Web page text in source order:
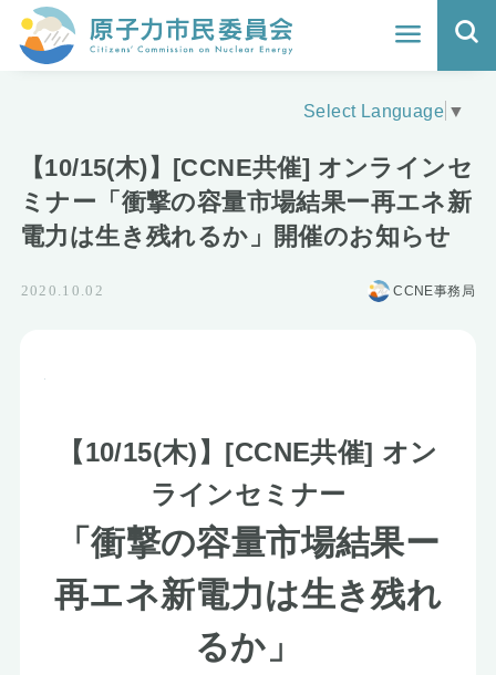
ホーム
地震と原発の安全性
核のごみの行方と課題
活動報告
お知らせ
Select Language ▼
【10/15(木)】[CCNE共催] オンラインセ
ミナー「衝撃の容量市場結果ー再エネ新
電力は生き残れるか」開催のお知らせ
2020.10.02 CCNE事務局
【10/15(木)】[CCNE共催] オン
ラインセミナー
「衝撃の容量市場結果ー
再エネ新電力は生き残れ
るか」